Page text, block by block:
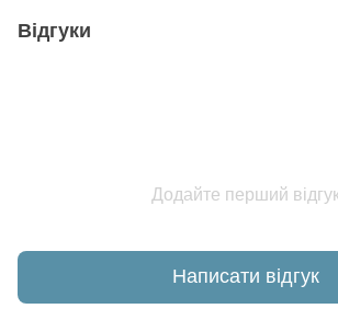
Відгуки
Додайте перший
Написати відгук